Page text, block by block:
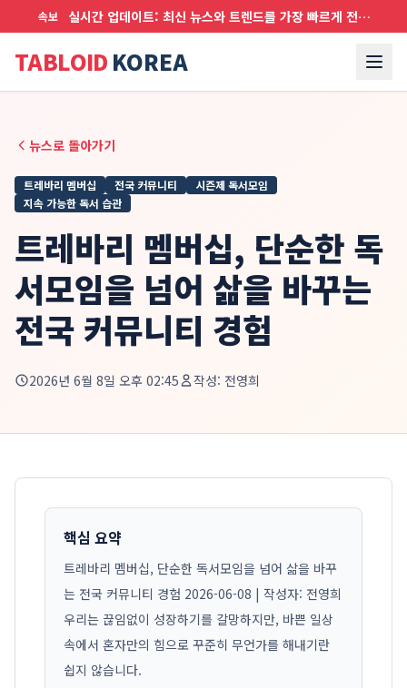
속보 실시간 업데이트: 최신 뉴스와 트렌드를 가장 빠르게 전달합니다
TABLOID KOREA
뉴스로 돌아가기
트레바리 멤버십 전국 커뮤니티
시즌제 독서모임
지속 가능한 독서 습관
트레바리 멤버십, 단순한 독
서모임을 넘어 삶을 바꾸는
전국 커뮤니티 경험
2026년 6월 8일 오후 02:45 작성: 전영희
핵심 요약
트레바리 멤버십, 단순한 독서모임을 넘어 삶을 바꾸
는 전국 커뮤니티 경험 2026-06-08 | 작성자: 전영희
우리는 끊임없이 성장하기를 갈망하지만, 바쁜 일상
속에서 혼자만의 힘으로 꾸준히 무언가를 해내기란
쉽지 않습니다.